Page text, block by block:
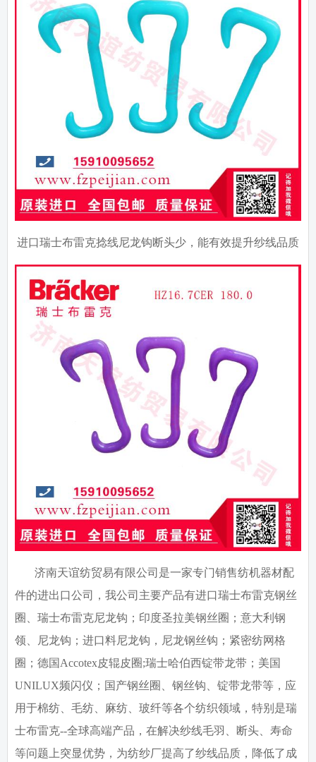
进口瑞士布雷克捻线尼龙钩断头少，能有效提升纱线品质
济南天谊纺贸易有限公司是一家专门销售纺机器材配
件的进出口公司，我公司主要产品有进口瑞士布雷克钢丝
圈、瑞士布雷克尼龙钩；印度圣拉美钢丝圈；意大利钢
领、尼龙钩；进口料尼龙钩，尼龙钢丝钩；紧密纺网格
圈；德国 Accotex皮辊皮圈;瑞士哈伯西锭带龙带；美国
UNILUX频闪仪；国产钢丝圈、钢丝钩、锭带龙带等，应
用于棉纺、毛纺、麻纺、玻纤等各个纺织领域，特别是瑞
士布雷克--全球高端产品，在解决纱线毛羽、断头、寿命
等问题上突显优势，为纺纱厂提高了纱线品质，降低了成